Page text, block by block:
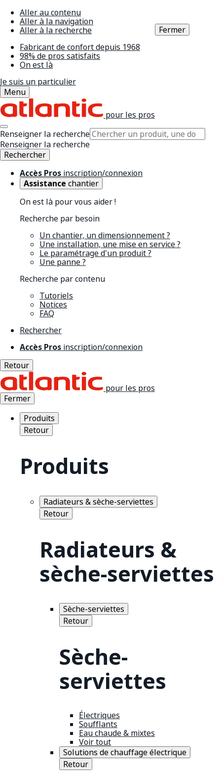
Aller au contenu
Aller à la navigation
Aller à la recherche
Fabricant de confort depuis 1968
98% de pros satisfaits
On est là
Je suis un particulier
Menu
pour les pros
Renseigner la recherche
Renseigner la recherche
Rechercher
Accès Pros inscription/connexion
Assistance chantier
On est là pour vous aider !
Recherche par besoin
Un chantier, un dimensionnement ?
Une installation, une mise en service ?
Le paramétrage d'un produit ?
Une panne ?
Recherche par contenu
Tutoriels
Notices
FAQ
Rechercher
Accès Pros inscription/connexion
Retour
pour les pros
Fermer
Produits
Retour
Produits
Radiateurs & sèche-serviettes
Retour
Radiateurs &
sèche-serviettes
Sèche-serviettes
Retour
Sèche-
serviettes
Électriques
Soufflants
Eau chaude & mixtes
Voir tout
Solutions de chauffage électrique
Retour
Fermer